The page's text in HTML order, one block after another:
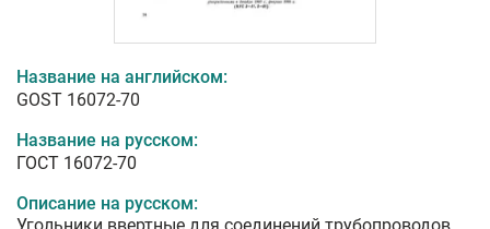
Название на английском:
GOST 16072-70
Название на русском:
ГОСТ 16072-70
Описание на русском: